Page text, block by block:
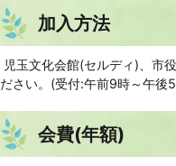
加入方法
児玉文化会館(セルディ)、市
ださい。(受付:午前9時～午後
会費(年額)